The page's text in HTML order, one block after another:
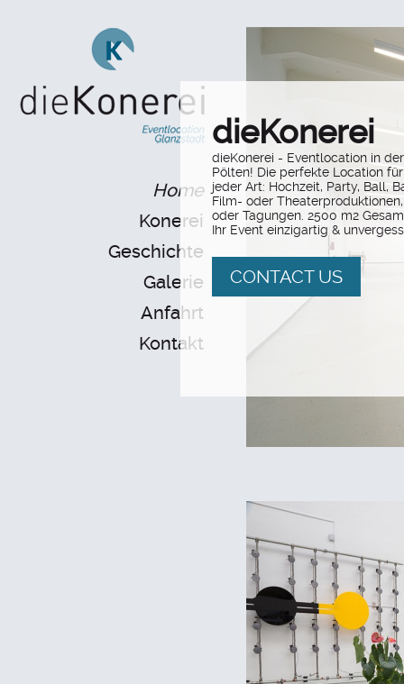
Home
Konerei
Geschichte
Galerie
Anfahrt
Kontakt
dieKonerei
dieKonerei - Eventlocation in
Pölten! Die perfekte Location
jeder Art: Hochzeit, Party, Ball,
Film- oder
oder Tagungen. 2500 m2
Ihr Event einzigartig &
CONTACT US